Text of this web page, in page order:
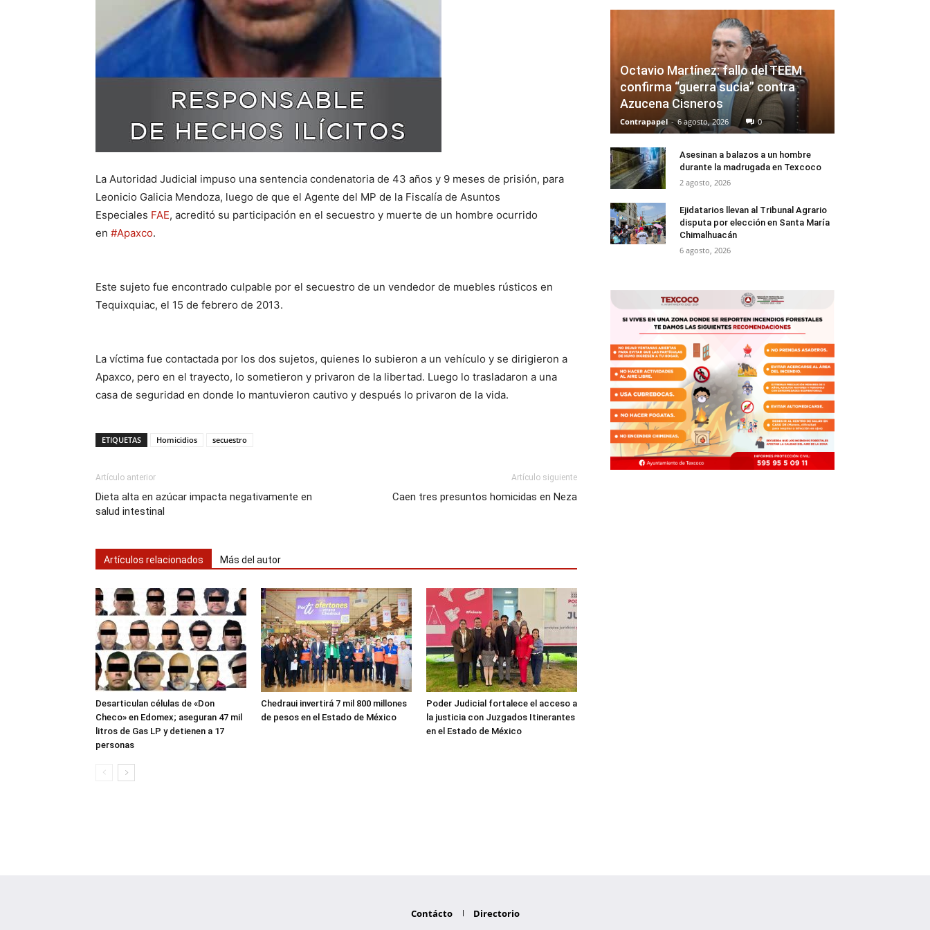
La Autoridad Judicial impuso una sentencia condenatoria de 43 años y 9 meses de prisión, para
Leonicio Galicia Mendoza, luego de que el Agente del MP de la Fiscalía de Asuntos
Especiales FAE, acreditó su participación en el secuestro y muerte de un hombre ocurrido
en #Apaxco.
Este sujeto fue encontrado culpable por el secuestro de un vendedor de muebles rústicos en
Tequixquiac, el 15 de febrero de 2013.
La víctima fue contactada por los dos sujetos, quienes lo subieron a un vehículo y se dirigieron a
Apaxco, pero en el trayecto, lo sometieron y privaron de la libertad. Luego lo trasladaron a una
casa de seguridad en donde lo mantuvieron cautivo y después lo privaron de la vida.
ETIQUETAS Homicidios secuestro
Artículo anterior
Dieta alta en azúcar impacta negativamente en
salud intestinal
Artículo siguiente
Caen tres presuntos homicidas en Neza
Artículos relacionados Más del autor
Desarticulan células de «Don
Checo» en Edomex; aseguran 47 mil
litros de Gas LP y detienen a 17
personas
Chedraui invertirá 7 mil 800 millones
de pesos en el Estado de México
Poder Judicial fortalece el acceso a
la justicia con Juzgados Itinerantes
en el Estado de México
Octavio Martínez: fallo del TEEM
confirma “guerra sucia” contra
Azucena Cisneros
Contrapapel - 6 agosto, 2026 0
Asesinan a balazos a un hombre
durante la madrugada en Texcoco
2 agosto, 2026
Ejidatarios llevan al Tribunal Agrario
disputa por elección en Santa María
Chimalhuacán
6 agosto, 2026
Contácto Directorio